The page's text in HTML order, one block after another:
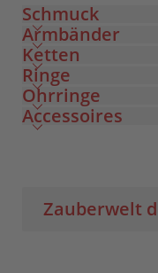
Schmuck
Armbänder
Ketten
Ringe
Ohrringe
Accessoires
Zauberwelt